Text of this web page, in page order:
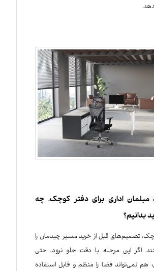
مبلمان اداری برای دفتر کوچک، چه
بدانیم؟
تصمیم‌های قبل از خرید مسیر چیدمان را
اگر این مرحله با دقت جلو نرود، حتی
هم نمی‌تواند فضا را منظم و قابل استفاده